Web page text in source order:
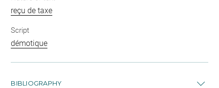
reçu de taxe
Script
démotique
BIBLIOGRAPHY